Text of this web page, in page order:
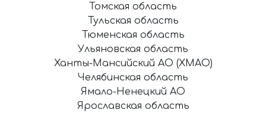
Томская область
Тульская область
Тюменская область
Ульяновская область
Ханты-Мансийский АО (ХМАО)
Челябинская область
Ямало-Ненецкий АО
Ярославская область